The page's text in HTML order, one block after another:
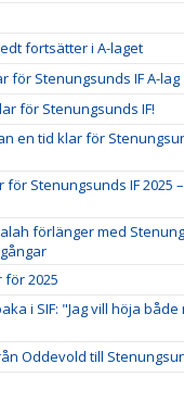
fortsätter i A-laget
för Stenungsunds IF A-lag
för Stenungsunds IF!
en tid klar för
Stenungsunds IF 2025
förlänger med
för 2025
i SIF: "Jag vill höja både
Oddevold till